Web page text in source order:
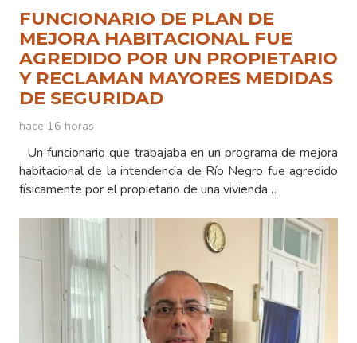
FUNCIONARIO DE PLAN DE
MEJORA HABITACIONAL FUE
AGREDIDO POR UN PROPIETARIO
Y RECLAMAN MAYORES MEDIDAS
DE SEGURIDAD
hace 16 horas
Un funcionario que trabajaba en un programa de mejora
habitacional de la intendencia de Río Negro fue agredido
físicamente por el propietario de una vivienda…